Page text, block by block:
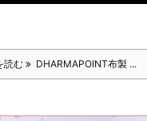
読む DHARMAPOINT布製 ...